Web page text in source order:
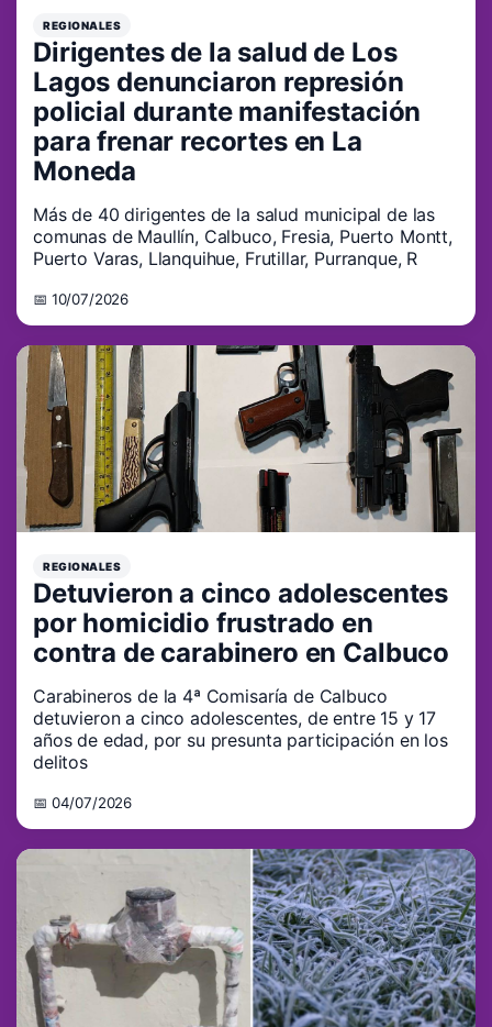
REGIONALES
Dirigentes de la salud de Los
Lagos denunciaron represión
policial durante manifestación
para frenar recortes en La
Moneda
Más de 40 dirigentes de la salud municipal de las
comunas de Maullín, Calbuco, Fresia, Puerto Montt,
Puerto Varas, Llanquihue, Frutillar, Purranque, R
📅 10/07/2026
REGIONALES
Detuvieron a cinco adolescentes
por homicidio frustrado en
contra de carabinero en Calbuco
Carabineros de la 4ª Comisaría de Calbuco
detuvieron a cinco adolescentes, de entre 15 y 17
años de edad, por su presunta participación en los
delitos
📅 04/07/2026